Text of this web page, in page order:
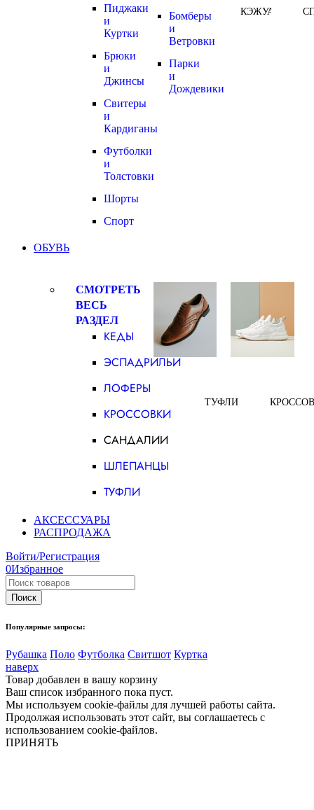
Пиджаки
и
Куртки
Брюки
и
Джинсы
Свитеры
и
Кардиганы
Футболки
и
Толстовки
Шорты
Спорт
Бомберы
и
Ветровки
Парки
и
Дождевики
КЭЖУАЛ
ОБУВЬ
СМОТРЕТЬ
ВЕСЬ
РАЗДЕЛ
КЕДЫ
ЭСПАДРИЛЬИ
ЛОФЕРЫ
КРОССОВКИ
САНДАЛИИ
ШЛЕПАНЦЫ
ТУФЛИ
ТУФЛИ
АКСЕССУАРЫ
РАСПРОДАЖА
Войти/Регистрация
0Избранное
Популярные запросы:
Рубашка Поло Футболка Свитшот Куртка
наверх
Товар добавлен в вашу корзину
Ваш список избранного пока пуст.
Мы используем cookie-файлы для лучшей работы сайта.
Продолжая использовать этот сайт, вы соглашаетесь с
использованием cookie-файлов.
ПРИНЯТЬ